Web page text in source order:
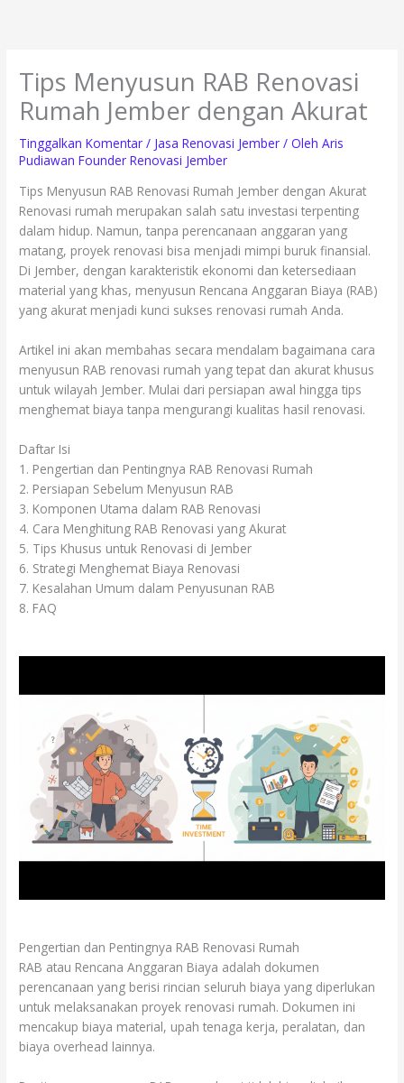
Tips Menyusun RAB Renovasi
Rumah Jember dengan Akurat
Tinggalkan Komentar / Jasa Renovasi Jember / OlehAris
Pudiawan Founder Renovasi Jember
Tips Menyusun RAB Renovasi Rumah Jember dengan Akurat
Renovasi rumah merupakan salah satu investasi terpenting
dalam hidup. Namun, tanpa perencanaan anggaran yang
matang, proyek renovasi bisa menjadi mimpi buruk finansial.
Di Jember, dengan karakteristik ekonomi dan ketersediaan
material yang khas, menyusun Rencana Anggaran Biaya (RAB)
yang akurat menjadi kunci sukses renovasi rumah Anda.
Artikel ini akan membahas secara mendalam bagaimana cara
menyusun RAB renovasi rumah yang tepat dan akurat khusus
untuk wilayah Jember. Mulai dari persiapan awal hingga tips
menghemat biaya tanpa mengurangi kualitas hasil renovasi.
Daftar Isi
1. Pengertian dan Pentingnya RAB Renovasi Rumah
2. Persiapan Sebelum Menyusun RAB
3. Komponen Utama dalam RAB Renovasi
4. Cara Menghitung RAB Renovasi yang Akurat
5. Tips Khusus untuk Renovasi di Jember
6. Strategi Menghemat Biaya Renovasi
7. Kesalahan Umum dalam Penyusunan RAB
8. FAQ
Pengertian dan Pentingnya RAB Renovasi Rumah
RAB atau Rencana Anggaran Biaya adalah dokumen
perencanaan yang berisi rincian seluruh biaya yang diperlukan
untuk melaksanakan proyek renovasi rumah. Dokumen ini
mencakup biaya material, upah tenaga kerja, peralatan, dan
biaya overhead lainnya.